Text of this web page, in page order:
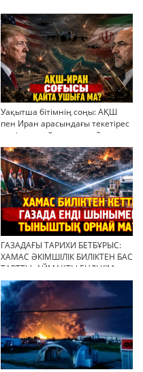
Уақытша бітімнің соңы: АҚШ
пен Иран арасындағы текетірес
неліктен қайта ушықты?
ГАЗАДАҒЫ ТАРИХИ БЕТБҰРЫС:
ХАМАС ӘКІМШІЛІК БИЛІКТЕН БАС
ТАРТТЫ. АЙМАҚТЫ ЕНДІ КІМ
БАСҚАРАДЫ?